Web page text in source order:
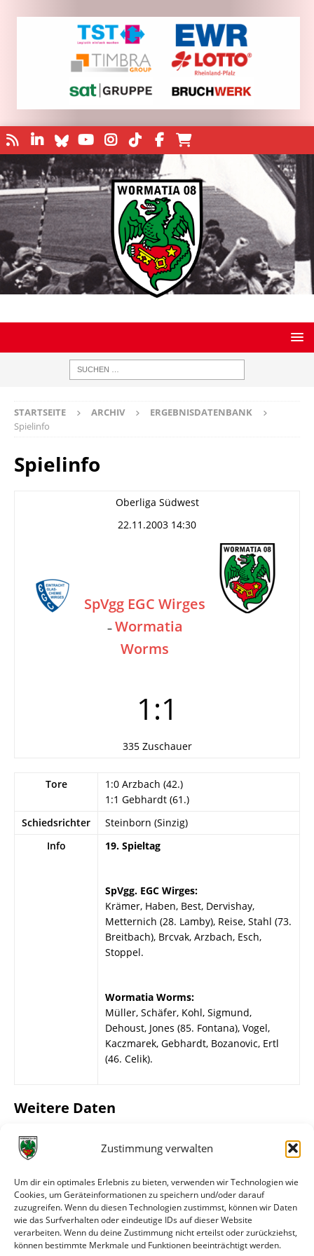
Zustimmung verwalten
Um dir ein optimales Erlebnis zu bieten, verwenden wir Technologien wie
Cookies, um Geräteinformationen zu speichern und/oder darauf
zuzugreifen. Wenn du diesen Technologien zustimmst, können wir Daten
wie das Surfverhalten oder eindeutige IDs auf dieser Website
verarbeiten. Wenn du deine Zustimmung nicht erteilst oder zurückziehst,
können bestimmte Merkmale und Funktionen beeinträchtigt werden.
STARTSEITE ARCHIV
ERGEBNISDATENBANK
Spielinfo
Spielinfo
Oberliga Südwest
22.11.2003 14:30
SpVgg EGC Wirges
– Wormatia
Worms
1:1
335 Zuschauer
Tore
1:0 Arzbach (42.)
1:1 Gebhardt (61.)
Schiedsrichter
Steinborn (Sinzig)
Info
19. Spieltag
SpVgg. EGC Wirges:
Krämer, Haben, Best, Dervishay,
Metternich (28. Lamby), Reise, Stahl (73.
Breitbach), Brcvak, Arzbach, Esch,
Stoppel.
Wormatia Worms:
Müller, Schäfer, Kohl, Sigmund,
Dehoust, Jones (85. Fontana), Vogel,
Kaczmarek, Gebhardt, Bozanovic, Ertl
(46. Celik).
Weitere Daten
Alle bisherigen Partien der beiden Mannschaften
anzeigen
Das sagen die Medien zum Spiel
Datum Quelle
Titel
24.11.2003
Wormser
Gebhardt beweist erneut